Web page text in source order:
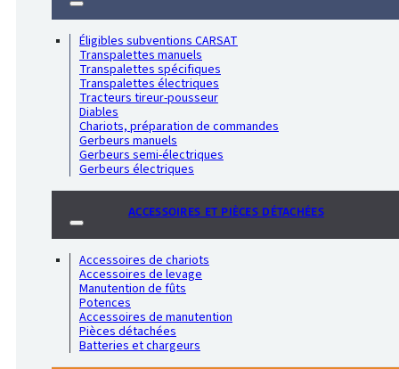
Éligibles subventions CARSAT
Transpalettes manuels
Transpalettes spécifiques
Transpalettes électriques
Tracteurs tireur-pousseur
Diables
Chariots, préparation de commandes
Gerbeurs manuels
Gerbeurs semi-électriques
Gerbeurs électriques
ACCESSOIRES ET PIÈCES DÉTACHÉES
Accessoires de chariots
Accessoires de levage
Manutention de fûts
Potences
Accessoires de manutention
Pièces détachées
Batteries et chargeurs